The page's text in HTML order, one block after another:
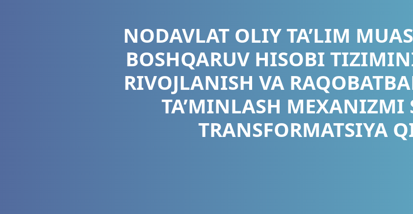
NODAVLAT OLIY TA’LIM
BOSHQARUV HISOBI
RIVOJLANISH VA
TA’MINLASH MEXANIZMI
TRANSFORMATSIYA